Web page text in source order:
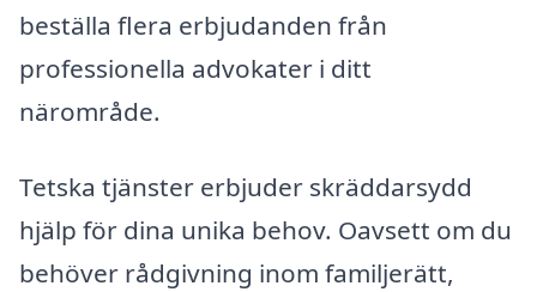
beställa flera erbjudanden från
professionella advokater i ditt
närområde.
Tetska tjänster erbjuder skräddarsydd
hjälp för dina unika behov. Oavsett om du
behöver rådgivning inom familjerätt,